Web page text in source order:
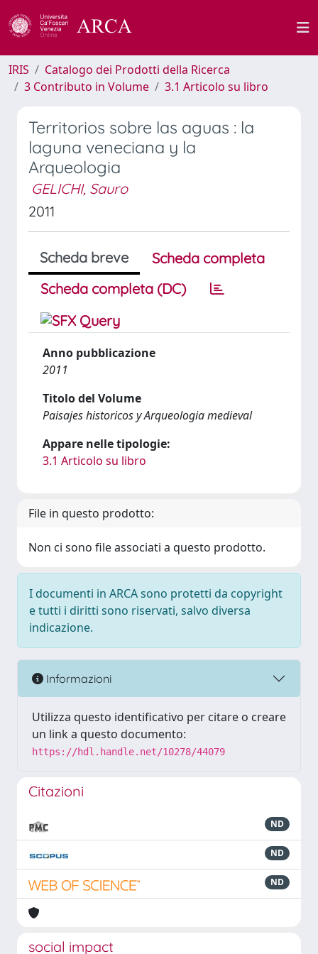
IRIS
Catalogo dei Prodotti della Ricerca
3 Contributo in Volume
3.1 Articolo su libro
Territorios sobre las aguas : la
laguna veneciana y la
Arqueologia
GELICHI, Sauro
2011
Scheda breve
Scheda completa
Scheda completa (DC)
Anno pubblicazione
2011
Titolo del Volume
Paisajes historicos y Arqueologia medieval
Appare nelle tipologie:
3.1 Articolo su libro
File in questo prodotto:
Non ci sono file associati a questo prodotto.
I documenti in ARCA sono protetti da copyright
e tutti i diritti sono riservati, salvo diversa
indicazione.
Informazioni
Utilizza questo identificativo per citare o creare
un link a questo documento:
https://hdl.handle.net/10278/44079
Citazioni
ND
ND
ND
social impact